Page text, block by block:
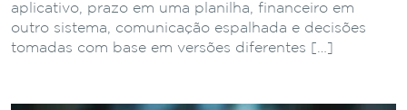
aplicativo, prazo em uma planilha, financeiro em
outro sistema, comunicação espalhada e decisões
tomadas com base em versões diferentes […]